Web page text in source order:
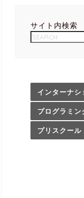
サイト内検索